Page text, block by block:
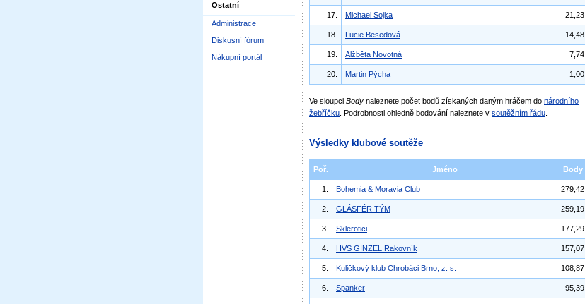
Ostatní
Administrace
Diskusní fórum
Nákupní portál
17. Michael Sojka 21,23
18. Lucie Besedová 14,48
19. Alžběta Novotná 7,74
20. Martin Pýcha 1,00
Ve sloupci Body naleznete počet bodů získaných daným hráčem do národního
žebříčku . Podrobnosti ohledně bodování naleznete v soutěžním řádu
Výsledky klubové soutěže
Poř. Jméno Body
1. Bohemia & Moravia Club 279,42
2. GLÁSFÉR TÝM 259,19
3. Sklerotici 177,29
4. HVS GINZEL Rakovník 157,07
5. Kuličkový klub Chrobáci Brno, z. s. 108,87
6. Spanker 95,39